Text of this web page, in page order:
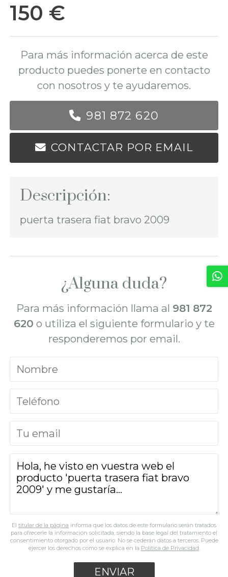
150 €
Para más información acerca de este
producto puedes ponerte en contacto
con nosotros y te ayudaremos.
981 872 620
CONTACTAR POR EMAIL
Descripción:
puerta trasera fiat bravo 2009
¿Alguna duda?
Para más información llama al 981 872
620 o utiliza el siguiente formulario y te
responderemos por email.
El titular de la página informa que los datos de este formulario serán tratados
para ofrecerle la información solicitada, siendo la base legal del tratamiento el
consentimiento otorgado por el usuario. No se cederán datos a terceros. Puede
ejercer los derechos como se explica en la Política de Privacidad.